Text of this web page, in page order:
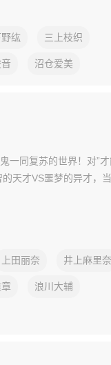
野纮 三上枝织
沼仓爱美
一同复苏的世界！对”才
天才VS噩梦的异才，
上田丽奈 井上麻里奈
浪川大辅